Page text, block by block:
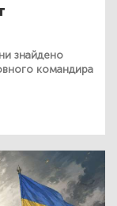
знайдено
командира